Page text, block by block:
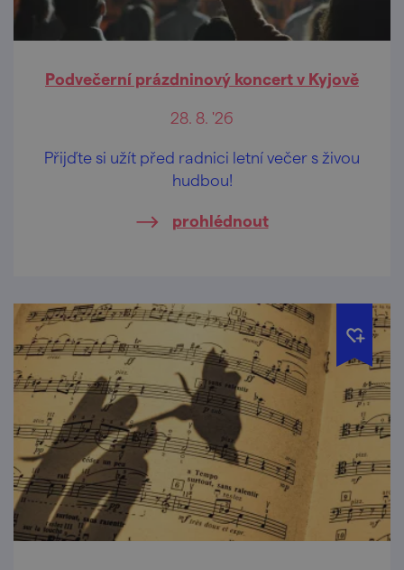
Podvečerní prázdninový koncert v Kyjově
28. 8. '26
Přijďte si užít před radnici letní večer s živou
hudbou!
prohlédnout